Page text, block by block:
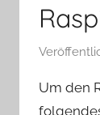
Um den